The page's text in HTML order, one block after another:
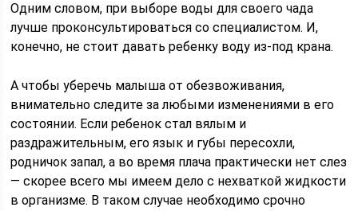
Одним словом, при выборе воды для своего чада
лучше проконсультироваться со специалистом. И,
конечно, не стоит давать ребенку воду из-под крана.
А чтобы уберечь малыша от обезвоживания,
внимательно следите за любыми изменениями в его
состоянии. Если ребенок стал вялым и
раздражительным, его язык и губы пересохли,
родничок запал, а во время плача практически нет слез
— скорее всего мы имеем дело с нехваткой жидкости
в организме. В таком случае необходимо срочно